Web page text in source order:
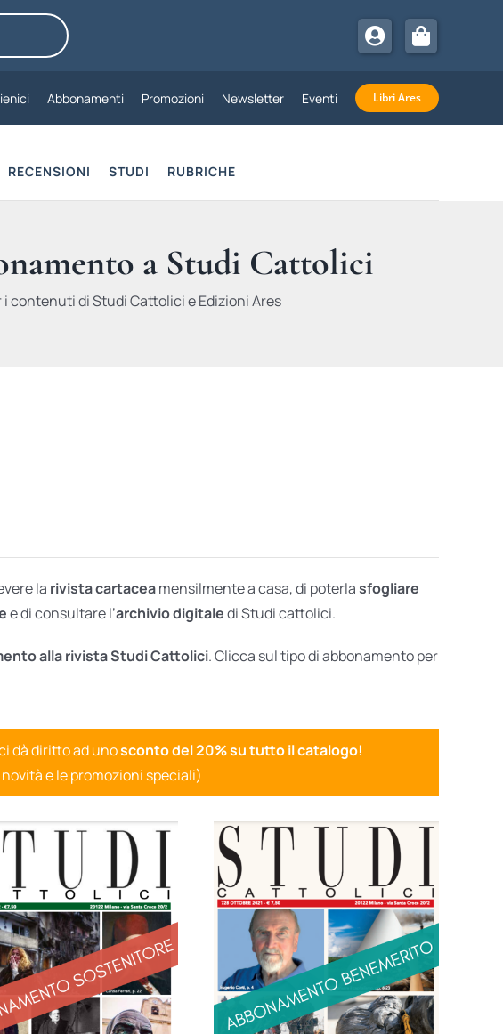
Abbonamenti Promozioni Newsletter Eventi Libri Ares
RECENSIONI STUDI RUBRICHE
a Studi Cattolici
contenuti di Studi Cattolici e Edizioni Ares
la rivista cartaceamensilmente a casa, di poterlasfogliare
e di consultare l’archivio digitaledi Studi cattolici.
alla rivista Studi Cattolici. Clicca sul tipo di abbonamento per
dà diritto ad unosconto del 20% su tutto il catalogo!
e le promozioni speciali)